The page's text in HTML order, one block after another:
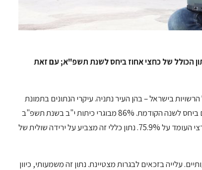
הכולל של כחצי אחוז ביחס לשנת תשפ"א; עם זאת
בישראל – בהן העיר נתניה. עיקרי הנתונים בתמונת
החינוך של נתניה – מצביעים על עלייה ברוב הפרמטרים ביחס לשנה הקודמת. 86% מבוגרי כיתות י"ב בשנת תשפ"ב
זכאים לבגרות. מספר זה גבוה בכ-10% מהממוצע הארצי העומד על 75.9%. נתון כללי זה מצביע על ירידה שולית של
עלייה בזכאים לבגרות מצטיינת. נתון זה משמעותי, כיוון